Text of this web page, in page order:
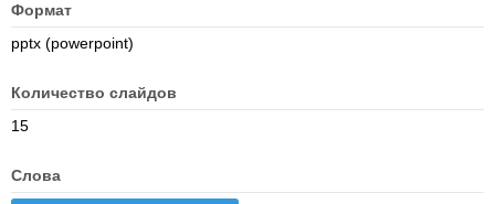
Формат
pptx (powerpoint)
Количество слайдов
15
Слова